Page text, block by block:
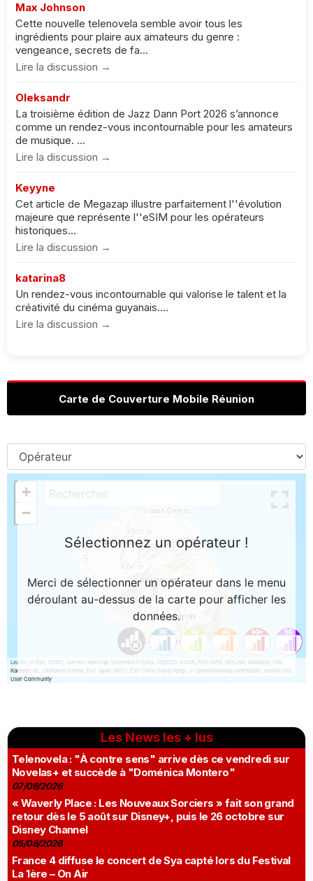
Max Johnson
Cette nouvelle telenovela semble avoir tous les
ingrédients pour plaire aux amateurs du genre :
vengeance, secrets de fa...
Lire la discussion →
Oleksandr
La troisième édition de Jazz Dann Port 2026 s’annonce
comme un rendez-vous incontournable pour les amateurs
de musique. ...
Lire la discussion →
Keyyne
Cet article de Megazap illustre parfaitement l''évolution
majeure que représente l''eSIM pour les opérateurs
historiques...
Lire la discussion →
katarina8
Un rendez-vous incontournable qui valorise le talent et la
créativité du cinéma guyanais....
Lire la discussion →
Carte de Couverture Mobile Réunion
Les News les + lus
Telenovela : "À contre sens" arrive dès ce vendredi sur
Novelas+ et succède à "Doménica Montero"
07/08/2026
« Waverly Place : Les Nouveaux Sorciers » fait son grand
retour dès le 5 août sur Disney+, puis le 26 octobre sur
Disney Channel
05/08/2026
France 4 diffuse le concert de Sya capté lors du Festival
La 1ère – On Air